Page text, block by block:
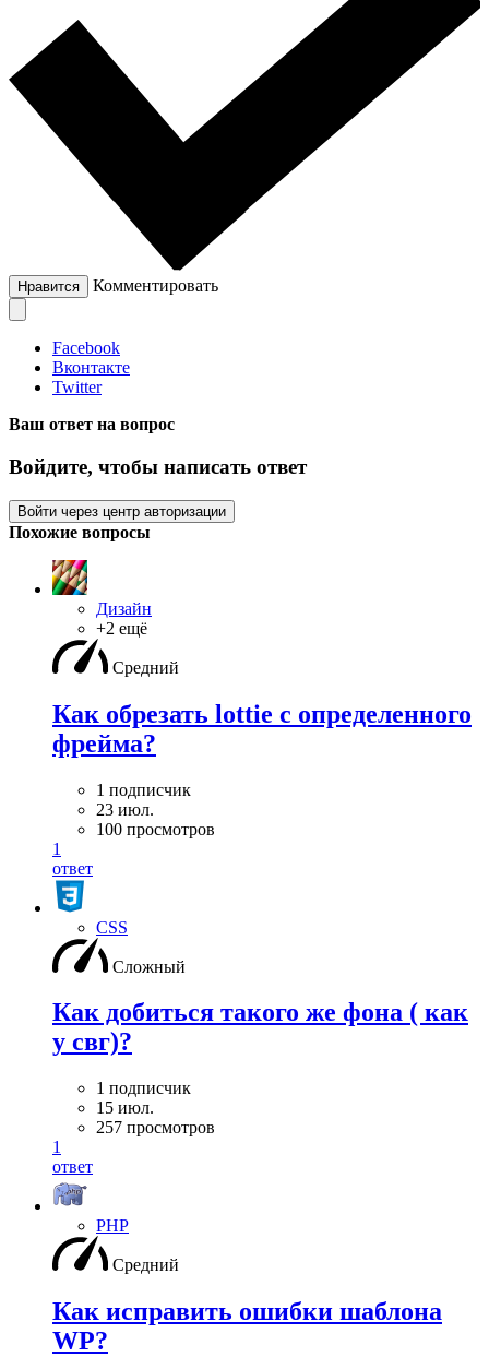
Нравится Комментировать
Facebook
Вконтакте
Twitter
Ваш ответ на вопрос
Войдите, чтобы написать ответ
Войти через центр авторизации
Похожие вопросы
Дизайн
+2 ещё
Средний
Как обрезать lottie с определенного
фрейма?
1 подписчик
23 июл.
100 просмотров
1
ответ
CSS
Сложный
Как добиться такого же фона ( как
у свг)?
1 подписчик
15 июл.
257 просмотров
1
ответ
PHP
Средний
Как исправить ошибки шаблона
WP?